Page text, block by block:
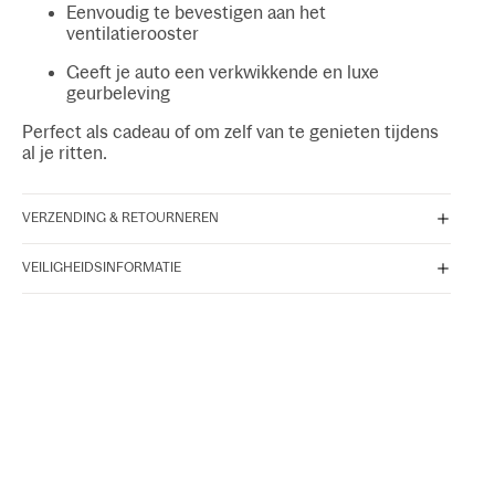
Eenvoudig te bevestigen aan het
ventilatierooster
Geeft je auto een verkwikkende en luxe
geurbeleving
Perfect als cadeau of om zelf van te genieten tijdens
al je ritten.
VERZENDING & RETOURNEREN
VEILIGHEIDSINFORMATIE